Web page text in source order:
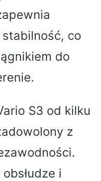
stabilność, co
do
S3 od kilku
z
i